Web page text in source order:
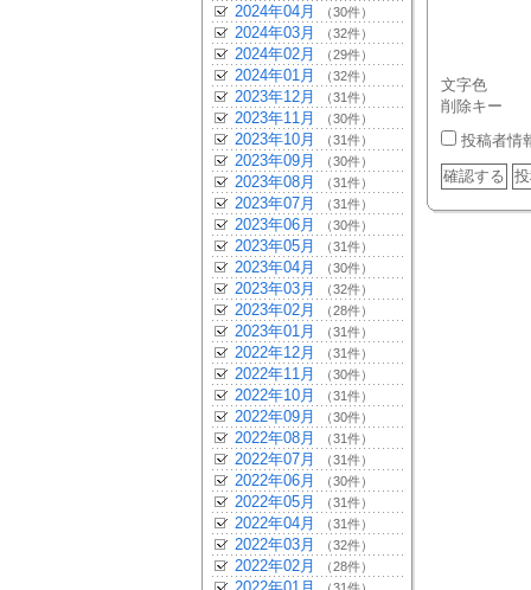
2024年04月 （30件）
2024年03月 （32件）
2024年02月 （29件）
2024年01月 （32件）
2023年12月 （31件）
2023年11月 （30件）
2023年10月 （31件）
2023年09月 （30件）
2023年08月 （31件）
2023年07月 （31件）
2023年06月 （30件）
2023年05月 （31件）
2023年04月 （30件）
2023年03月 （32件）
2023年02月 （28件）
2023年01月 （31件）
2022年12月 （31件）
2022年11月 （30件）
2022年10月 （31件）
2022年09月 （30件）
2022年08月 （31件）
2022年07月 （31件）
2022年06月 （30件）
2022年05月 （31件）
2022年04月 （31件）
2022年03月 （32件）
2022年02月 （28件）
文字色
削除キー
投稿者情